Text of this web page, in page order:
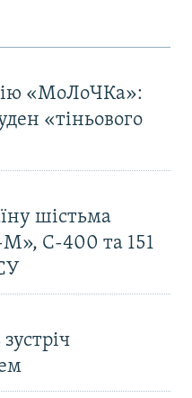
«МоЛоЧКа»:
«тіньового
шістьма
С-400 та 151